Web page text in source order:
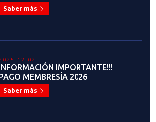
Saber más
12-02
INFORMACIÓN IMPORTANTE!!!
PAGO MEMBRESÍA 2026
Saber más